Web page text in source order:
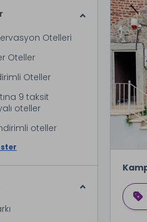
Otelleri
Oteller
Oteller
9 taksit
oteller
oteller